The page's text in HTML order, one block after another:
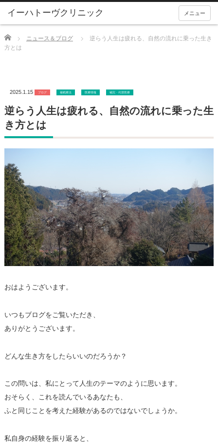
メニュー
Home ニュース＆ブログ
逆らう人生は疲れる、自然の流れに乗った生き
方とは
2025.1.15 ブログ 催眠療法 医療情報 補完・代替医療
逆らう人生は疲れる、自然の流れに乗った生
き方とは
おはようございます。
いつもブログをご覧いただき、
ありがとうございます。
どんな生き方をしたらいいのだろうか？
この問いは、私にとって人生のテーマのように思います。
おそらく、これを読んでいるあなたも、
ふと同じことを考えた経験があるのではないでしょうか。
私自身の経験を振り返ると、